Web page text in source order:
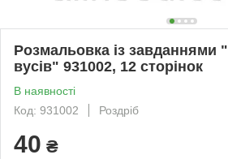
Розмальовка із завданнями
вусів" 931002, 12 сторінок
В наявності
Код: 931002
Роздріб
40 ₴